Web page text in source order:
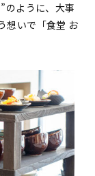
のように、大事
想いで「食堂 お